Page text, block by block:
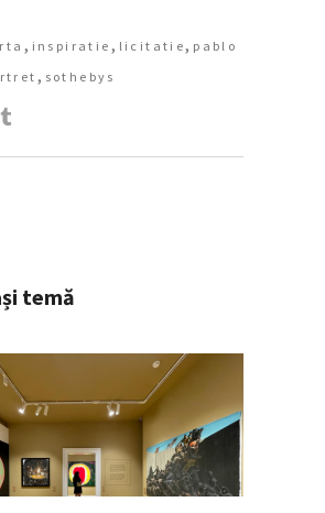
, inspiratie , licitatie , pablo
, sothebys
temă